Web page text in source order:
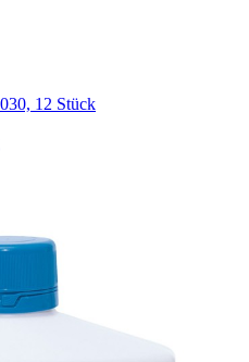
12 Stück